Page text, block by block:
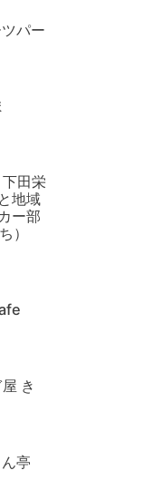
パー
田栄
地域
ー部
）
き
亭